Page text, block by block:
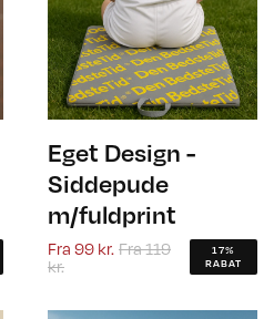
Eget Design -
Siddepude
m/fuldprint
Fra 99 kr. Fra119
kr.
17%
RABAT